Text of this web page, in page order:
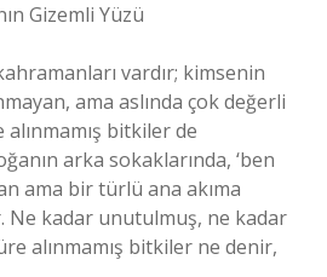
Gizemli Yüzü
vardır; kimsenin
ama aslında çok değerli
bitkiler de
arka sokaklarında, ‘ben
ama bir türlü ana akıma
Ne kadar unutulmuş, ne kadar
alınmamış bitkiler ne denir,